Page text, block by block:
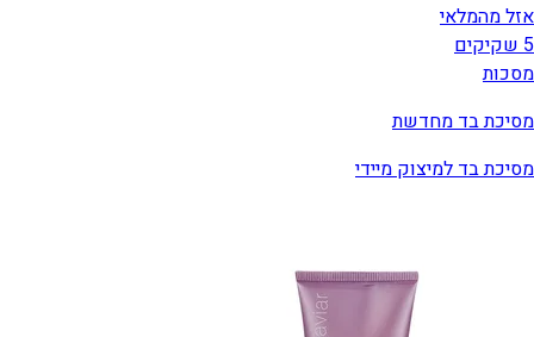
אזל מהמלאי
5 שקיקים
מסכות
מסיכת בד מחדשת
מסיכת בד למיצוק מיידי